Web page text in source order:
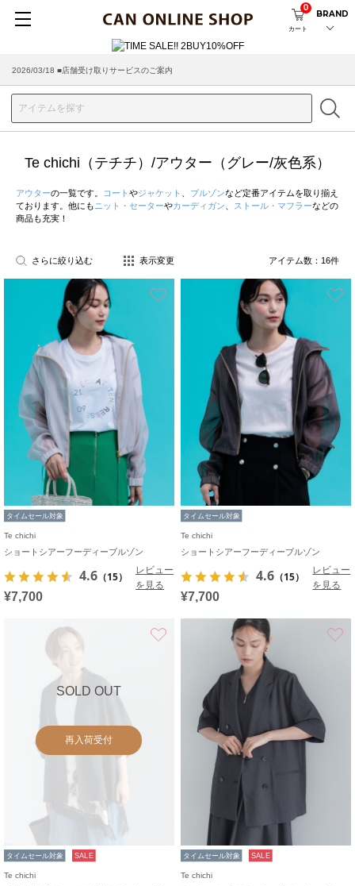
カート
0
BRAND
2026/03/18 ■店舗受け取りサービスのご案内
Te chichi（テチチ）/アウター（グレー/灰色系）
アウターの一覧です。 コート やジャケット ブルゾンなど定番アイテムを取り揃え
ております。他にも ニット・セーターやカーディガン ストール・マフラーなどの
商品も充実！
さらに絞り込む 表示変更 アイテム数： 16件
タイムセール対象
Te chichi
ショートシアーフーディーブルゾン
4.6 （15）
レビュー
を見る
¥7,700
タイムセール対象
Te chichi
ショートシアーフーディーブルゾン
4.6 （15）
レビュー
を見る
¥7,700
SOLD OUT
再入荷受付
タイムセール対象 SALE
Te chichi
タイムセール対象 SALE
Te chichi